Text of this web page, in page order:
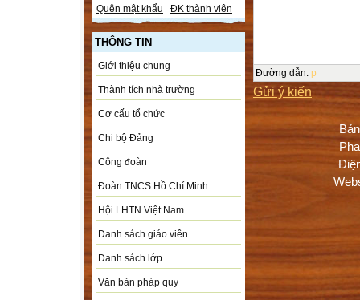
Quên mật khẩu ĐK thành viên
THÔNG TIN
Giới thiệu chung
Thành tích nhà trường
Cơ cấu tổ chức
Chi bộ Đảng
Công đoàn
Đoàn TNCS Hồ Chí Minh
Hội LHTN Việt Nam
Danh sách giáo viên
Danh sách lớp
Văn bản pháp quy
Đường dẫn: p
Gửi ý kiến